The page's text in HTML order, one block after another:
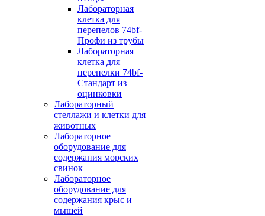
Лабораторная
клетка для
перепелов 74bf-
Профи из трубы
Лабораторная
клетка для
перепелки 74bf-
Стандарт из
оцинковки
Лабораторный
стеллажи и клетки для
животных
Лабораторное
оборудование для
содержания морских
свинок
Лабораторное
оборудование для
содержания крыс и
мышей